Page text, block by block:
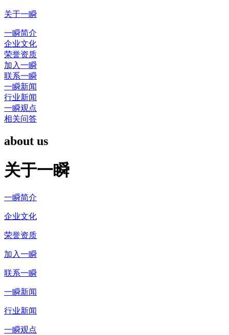
关于一瞬
一瞬简介
企业文化
荣誉资质
加入一瞬
联系一瞬
一瞬新闻
行业新闻
一瞬观点
相关问答
about us
关于一瞬
一瞬简介
企业文化
荣誉资质
加入一瞬
联系一瞬
一瞬新闻
行业新闻
一瞬观点